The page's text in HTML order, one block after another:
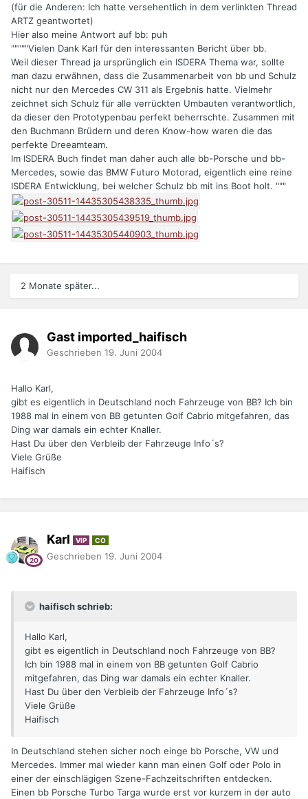
(für die Anderen: Ich hatte versehentlich in dem verlinkten Thread
ARTZ geantwortet)
Hier also meine Antwort auf bb: puh
"""""Vielen Dank Karl für den interessanten Bericht über bb.
Weil dieser Thread ja ursprünglich ein ISDERA Thema war, sollte
man dazu erwähnen, dass die Zusammenarbeit von bb und Schulz
nicht nur den Mercedes CW 311 als Ergebnis hatte. Vielmehr
zeichnet sich Schulz für alle verrückten Umbauten verantwortlich,
da dieser den Prototypenbau perfekt beherrschte. Zusammen mit
den Buchmann Brüdern und deren Know-how waren die das
perfekte Dreeamteam.
Im ISDERA Buch findet man daher auch alle bb-Porsche und bb-
Mercedes, sowie das BMW Futuro Motorad, eigentlich eine reine
ISDERA Entwicklung, bei welcher Schulz bb mit ins Boot holt. """
2 Monate später...
Gast imported_haifisch
Geschrieben 19. Juni 2004
Hallo Karl,
gibt es eigentlich in Deutschland noch Fahrzeuge von BB? Ich bin
1988 mal in einem von BB getunten Golf Cabrio mitgefahren, das
Ding war damals ein echter Knaller.
Hast Du über den Verbleib der Fahrzeuge Info´s?
Viele Grüße
Haifisch
Karl VIP CO
Geschrieben 19. Juni 2004
haifisch schrieb:
Hallo Karl,
gibt es eigentlich in Deutschland noch Fahrzeuge von BB?
Ich bin 1988 mal in einem von BB getunten Golf Cabrio
mitgefahren, das Ding war damals ein echter Knaller.
Hast Du über den Verbleib der Fahrzeuge Info´s?
Viele Grüße
Haifisch
In Deutschland stehen sicher noch einge bb Porsche, VW und
Mercedes. Immer mal wieder kann man einen Golf oder Polo in
einer der einschlägigen Szene-Fachzeitschriften entdecken.
Einen bb Porsche Turbo Targa wurde erst vor kurzem in der auto